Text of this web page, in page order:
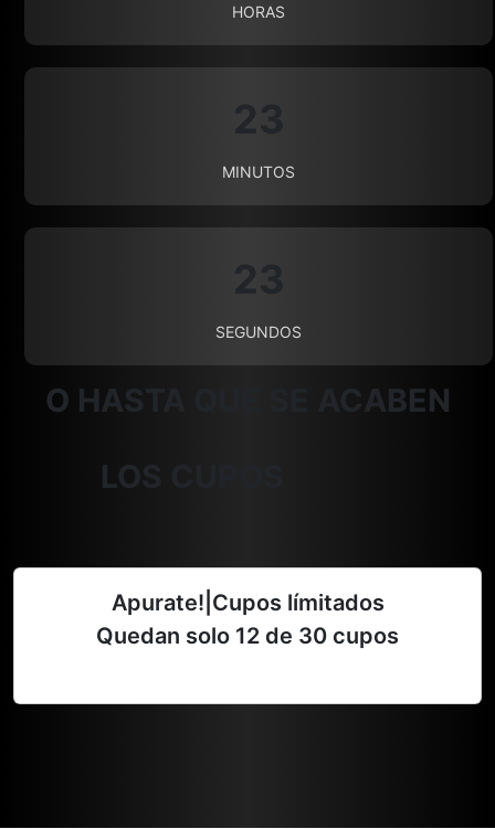
HORAS
23
MINUTOS
22
SEGUNDOS
O HASTA QUE SE ACABEN
LOS CUPOS
Apurate!|Cupos límitados
Quedan solo 12 de 30 cupos